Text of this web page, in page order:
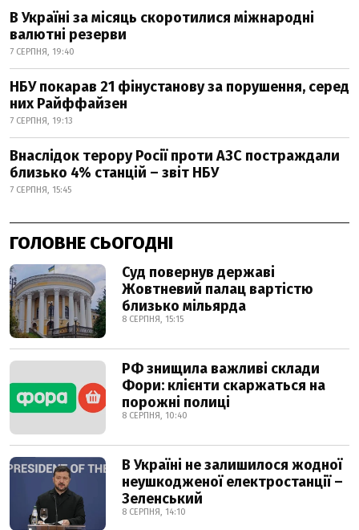
В Україні за місяць скоротилися міжнародні
валютні резерви
7 СЕРПНЯ, 19:40
НБУ покарав 21 фінустанову за порушення, серед
них Райффайзен
7 СЕРПНЯ, 19:13
Внаслідок терору Росії проти АЗС постраждали
близько 4% станцій – звіт НБУ
7 СЕРПНЯ, 15:45
ГОЛОВНЕ СЬОГОДНІ
Суд повернув державі
Жовтневий палац вартістю
близько мільярда
8 СЕРПНЯ, 15:15
РФ знищила важливі склади
Фори: клієнти скаржаться на
порожні полиці
8 СЕРПНЯ, 10:40
В Україні не залишилося жодної
неушкодженої електростанції –
Зеленський
8 СЕРПНЯ, 14:10